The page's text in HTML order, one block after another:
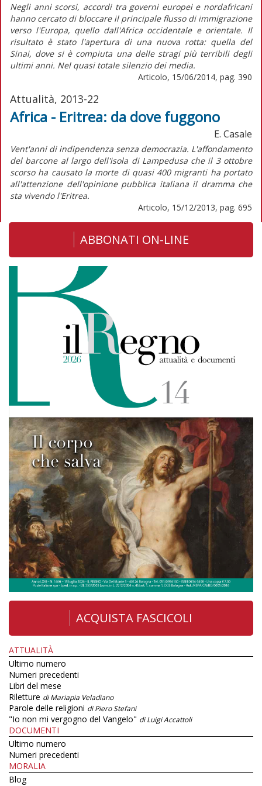
Negli anni scorsi, accordi tra governi europei e nordafricani
hanno cercato di bloccare il principale flusso di immigrazione
verso l'Europa, quello dall'Africa occidentale e orientale. Il
risultato è stato l'apertura di una nuova rotta: quella del
Sinai, dove si è compiuta una delle stragi più terribili degli
ultimi anni. Nel quasi totale silenzio dei media.
Articolo, 15/06/2014, pag. 390
Attualità, 2013-22
Africa - Eritrea: da dove fuggono
E. Casale
Vent'anni di indipendenza senza democrazia. L'affondamento
del barcone al largo dell'isola di Lampedusa che il 3 ottobre
scorso ha causato la morte di quasi 400 migranti ha portato
all'attenzione dell'opinione pubblica italiana il dramma che
sta vivendo l'Eritrea.
Articolo, 15/12/2013, pag. 695
ABBONATI ON-LINE
ACQUISTA FASCICOLI
ATTUALITÀ
Ultimo numero
Numeri precedenti
Libri del mese
Riletture di Mariapia Veladiano
Parole delle religioni di Piero Stefani
"Io non mi vergogno del Vangelo" di Luigi Accattoli
DOCUMENTI
Ultimo numero
Numeri precedenti
MORALIA
Blog